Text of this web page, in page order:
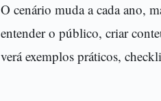
O cenário muda a cada ano,
entender o público, criar
verá exemplos práticos,